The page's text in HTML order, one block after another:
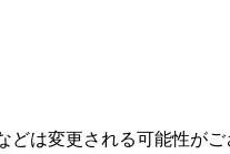
は変更される可能性がご